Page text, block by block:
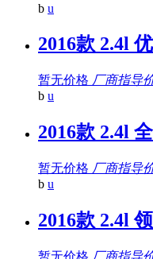
b u
2016款 2.4l
暂无价格 厂商指导
b u
2016款 2.4l
暂无价格 厂商指导
b u
2016款 2.4l
暂无价格 厂商指导